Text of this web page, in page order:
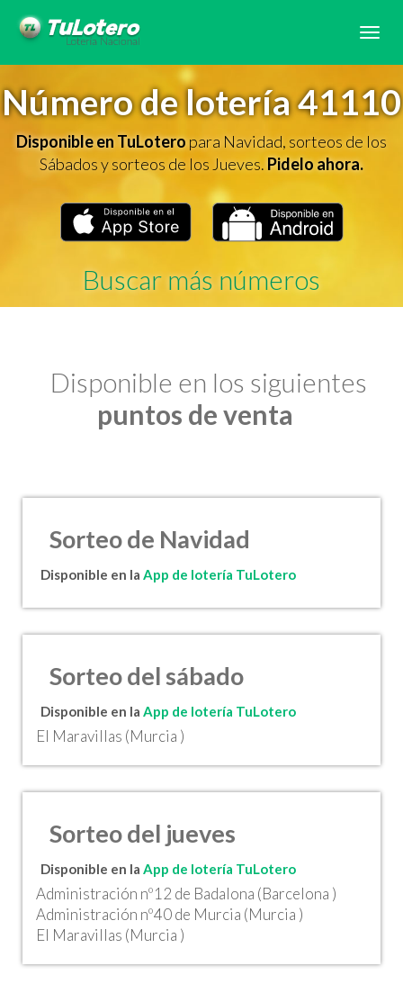
Número de lotería 41110
Disponible en TuLoteropara Navidad, sorteos de los
Sábados y sorteos de los Jueves.Pidelo ahora.
Buscar más números
Disponible en los siguientes
puntos de venta
Sorteo de Navidad
Disponible en la App de lotería TuLotero
Sorteo del sábado
Disponible en la App de lotería TuLotero
El Maravillas (Murcia )
Sorteo del jueves
Disponible en la App de lotería TuLotero
Administración nº12 de Badalona (Barcelona )
Administración nº40 de Murcia (Murcia )
El Maravillas (Murcia )